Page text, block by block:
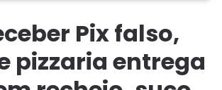
Pix falso,
pizzaria entrega